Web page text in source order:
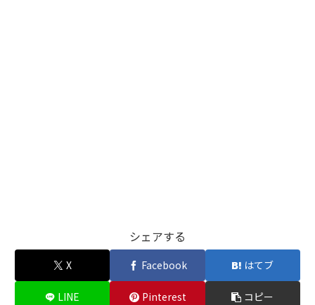
シェアする
X Facebook はてブ
LINE Pinterest コピー